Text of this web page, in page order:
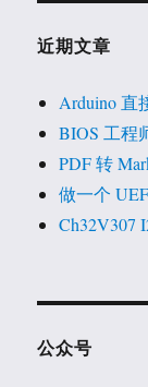
近期文章
Arduino 直
BIOS 工程
PDF 转
做一个
Ch32V307
公众号